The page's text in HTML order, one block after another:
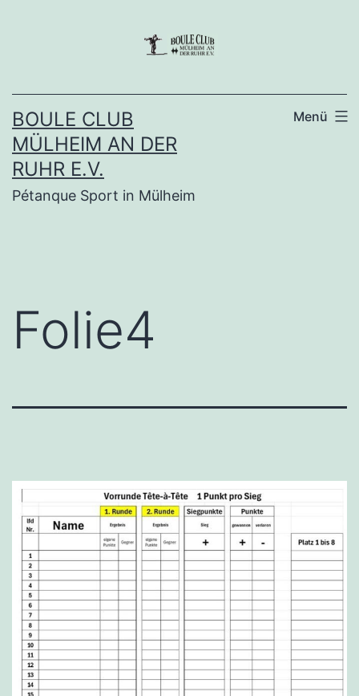
BOULE CLUB
MÜLHEIM AN DER
RUHR E.V.
Pétanque Sport in Mülheim
Menü
Folie4